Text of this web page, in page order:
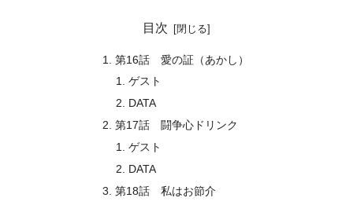
目次
第16話 愛の証（あかし）
ゲスト
DATA
第17話 闘争心ドリンク
ゲスト
DATA
第18話 私はお節介